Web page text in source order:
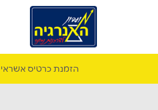
הזמנת כרטיס אשראי